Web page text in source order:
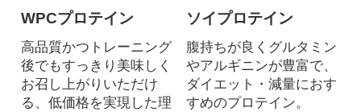
WPCプロテイン
高品質かつトレーニング
後でもすっきり美味しく
お召し上がりいただけ
る、低価格を実現した理
ソイプロテイン
腹持ちが良くグルタミン
やアルギニンが豊富で、
ダイエット・減量におす
すめのプロテイン。